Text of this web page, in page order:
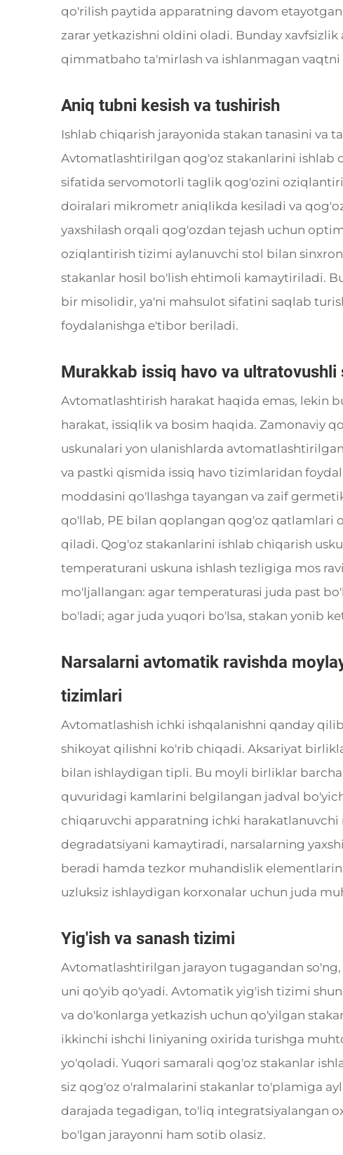
qo'rilish paytida apparatning davom
zarar yetkazishni oldini oladi. Bunday
qimmatbaho ta'mirlash va ishlanmagan
Aniq tubni kesish va tushirish
Ishlab chiqarish jarayonida stakan tanasini va
Avtomatlashtirilgan qog'oz stakanlarini ishlab
sifatida servomotorli taglik qog'ozini
doiralari mikrometr aniqlikda kesiladi va
yaxshilash orqali qog'ozdan tejash uchun
oziqlantirish tizimi aylanuvchi stol bilan
stakanlar hosil bo'lish ehtimoli kamaytiriladi.
bir misolidir, ya'ni mahsulot sifatini saqlab
foydalanishga e'tibor beriladi.
Murakkab issiq havo va ultratovushli
Avtomatlashtirish harakat haqida emas, lekin
harakat, issiqlik va bosim haqida. Zamonaviy
uskunalari yon ulanishlarda
va pastki qismida issiq havo tizimlaridan
moddasini qo'llashga tayangan va zaif
qo'llab, PE bilan qoplangan qog'oz qatlamlari
qiladi. Qog'oz stakanlarini ishlab chiqarish
temperaturani uskuna ishlash tezligiga mos
mo'ljallangan: agar temperaturasi juda past
bo'ladi; agar juda yuqori bo'lsa, stakan yonib
Narsalarni avtomatik ravishda
tizimlari
Avtomatlashish ichki ishqalanishni qanday
shikoyat qilishni ko'rib chiqadi. Aksariyat
bilan ishlaydigan tipli. Bu moyli birliklar
quvuridagi kamlarini belgilangan jadval
chiqaruvchi apparatning ichki
degradatsiyani kamaytiradi, narsalarning
beradi hamda tezkor muhandislik
uzluksiz ishlaydigan korxonalar uchun juda
Yig'ish va sanash tizimi
Avtomatlashtirilgan jarayon tugagandan
uni qo'yib qo'yadi. Avtomatik yig'ish tizimi
va do'konlarga yetkazish uchun qo'yilgan
ikkinchi ishchi liniyaning oxirida turishga
yo'qoladi. Yuqori samarali qog'oz stakanlar
siz qog'oz o'ralmalarini stakanlar to'plamiga
darajada tegadigan, to'liq integratsiyalangan
bo'lgan jarayonni ham sotib olasiz.